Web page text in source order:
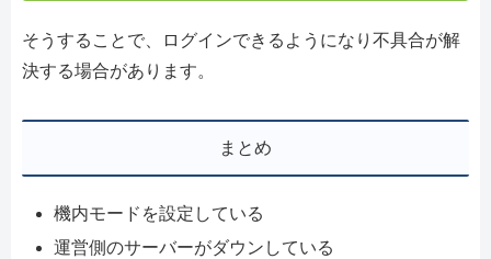
そうすることで、ログインできるようになり不具合が解
決する場合があります。
まとめ
機内モードを設定している
運営側のサーバーがダウンしている